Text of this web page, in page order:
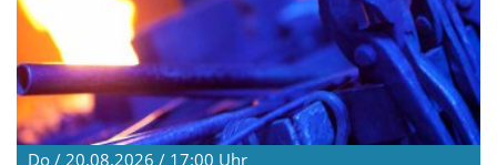
Do / 20.08.2026 / 17:00 Uhr